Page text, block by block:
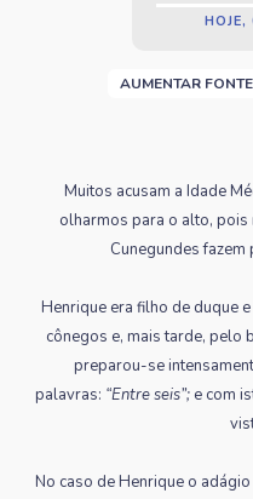
AUMENTAR
Muitos acusam a Idade
olharmos para o alto, pois
Cunegundes
Henrique era filho de duque
cônegos e, mais tarde, pelo
preparou-se
palavras: “Entre seis”;e com
No caso de Henrique o